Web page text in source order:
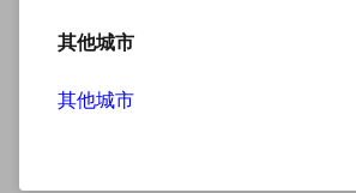
WWW
其他城市
其他城市